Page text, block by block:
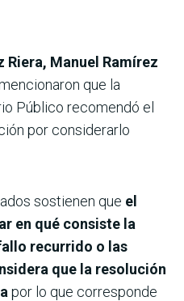
Manuel Ramírez
que la
Público recomendó el
por considerarlo
sostienen que el
en qué consiste la
recurrido o las
que la resolución
por lo que corresponde